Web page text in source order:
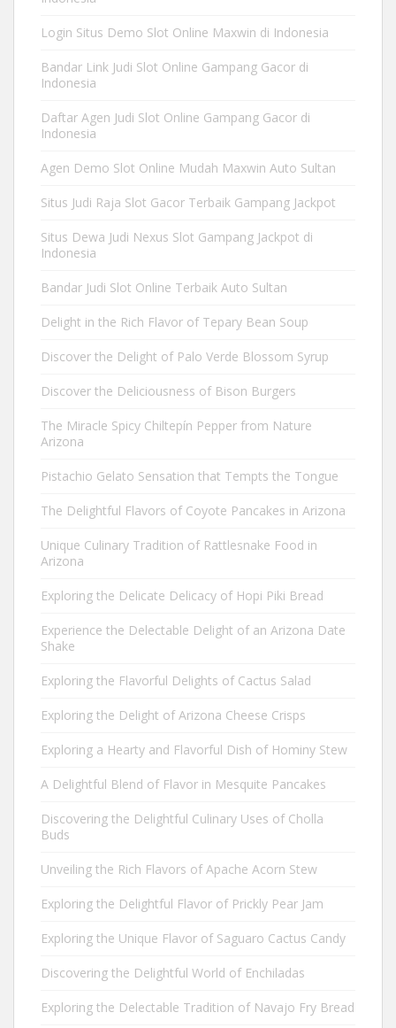
Login Situs Demo Slot Online Maxwin di Indonesia
Bandar Link Judi Slot Online Gampang Gacor di
Indonesia
Daftar Agen Judi Slot Online Gampang Gacor di
Indonesia
Agen Demo Slot Online Mudah Maxwin Auto Sultan
Situs Judi Raja Slot Gacor Terbaik Gampang Jackpot
Situs Dewa Judi Nexus Slot Gampang Jackpot di
Indonesia
Bandar Judi Slot Online Terbaik Auto Sultan
Delight in the Rich Flavor of Tepary Bean Soup
Discover the Delight of Palo Verde Blossom Syrup
Discover the Deliciousness of Bison Burgers
The Miracle Spicy Chiltepín Pepper from Nature
Arizona
Pistachio Gelato Sensation that Tempts the Tongue
The Delightful Flavors of Coyote Pancakes in Arizona
Unique Culinary Tradition of Rattlesnake Food in
Arizona
Exploring the Delicate Delicacy of Hopi Piki Bread
Experience the Delectable Delight of an Arizona Date
Shake
Exploring the Flavorful Delights of Cactus Salad
Exploring the Delight of Arizona Cheese Crisps
Exploring a Hearty and Flavorful Dish of Hominy Stew
A Delightful Blend of Flavor in Mesquite Pancakes
Discovering the Delightful Culinary Uses of Cholla
Buds
Unveiling the Rich Flavors of Apache Acorn Stew
Exploring the Delightful Flavor of Prickly Pear Jam
Exploring the Unique Flavor of Saguaro Cactus Candy
Discovering the Delightful World of Enchiladas
Exploring the Delectable Tradition of Navajo Fry Bread